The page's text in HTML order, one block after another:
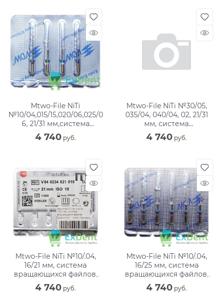
Mtwo-File NiTi
№10/04,015/15,020/06,025/0
6, 21/31 мм,система
вращающихся файлов (4
шт)
4 740 руб.
Mtwo-File NiTi №30/05,
035/04, 040/04, 02, 21/31
мм, система
вращающихся файлов,
блистер (4 шт)
4 740 руб.
Mtwo-File NiTi №10/.04,
16/21 мм, система
вращающихся файлов,
блистер (6 шт)
4 740 руб.
Mtwo-File NiTi №10/.04,
16/25 мм, система
вращающихся файлов,
блистер (6 шт)
4 740 руб.